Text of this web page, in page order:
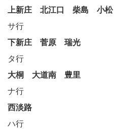
上新庄
北江口 柴島
小松
サ行
下新庄
菅原
瑞光
タ行
大桐
大道南
豊里
ナ行
西淡路
ハ行